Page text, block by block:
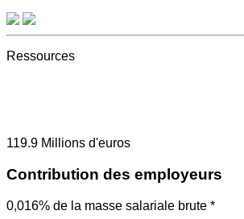
Ressources
119.9 Millions d'euros
Contribution des employeurs
0,016% de la masse salariale brute *